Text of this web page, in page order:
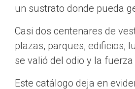
un sustrato donde pueda
Casi dos centenares de
plazas, parques, edificios,
se valió del odio y la
Este catálogo deja en